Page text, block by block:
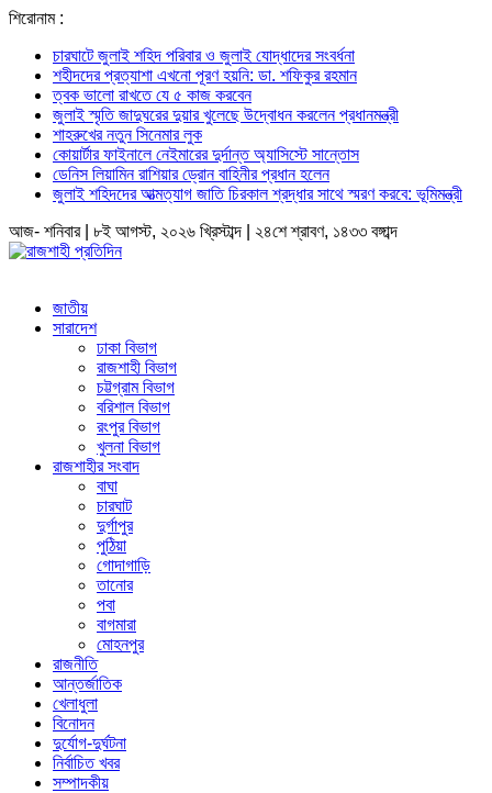
শিরোনাম :
চারঘাটে জুলাই শহিদ পরিবার ও জুলাই যোদ্ধাদের সংবর্ধনা
শহীদদের প্রত্যাশা এখনো পূরণ হয়নি: ডা. শফিকুর রহমান
ত্বক ভালো রাখতে যে ৫ কাজ করবেন
জুলাই স্মৃতি জাদুঘরের দুয়ার খুলেছে উদ্বোধন করলেন প্রধানমন্ত্রী
শাহরুখের নতুন সিনেমার লুক
কোয়ার্টার ফাইনালে নেইমারের দুর্দান্ত অ্যাসিস্টে সান্তোস
ডেনিস লিয়ামিন রাশিয়ার ড্রোন বাহিনীর প্রধান হলেন
জুলাই শহিদদের আত্মত্যাগ জাতি চিরকাল শ্রদ্ধার সাথে স্মরণ করবে: ভূমিমন্ত্রী
আজ- শনিবার | ৮ই আগস্ট, ২০২৬ খ্রিস্টাব্দ | ২৪শে শ্রাবণ, ১৪৩৩ বঙ্গাব্দ
জাতীয়
সারাদেশ
ঢাকা বিভাগ
রাজশাহী বিভাগ
চট্টগ্রাম বিভাগ
বরিশাল বিভাগ
রংপুর বিভাগ
খুলনা বিভাগ
রাজশাহীর সংবাদ
বাঘা
চারঘাট
দুর্গাপুর
পুঠিয়া
গোদাগাড়ি
তানোর
পবা
বাগমারা
মোহনপুর
রাজনীতি
আন্তর্জাতিক
খেলাধুলা
বিনোদন
দুর্যোগ-দুর্ঘটনা
নির্বাচিত খবর
সম্পাদকীয়